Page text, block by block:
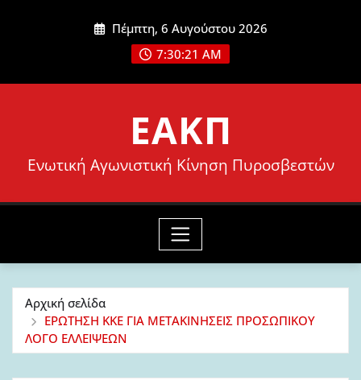
Πέμπτη, 6 Αυγούστου 2026
7:30:22 AM
ΕΑΚΠ
Ενωτική Αγωνιστική Κίνηση Πυροσβεστών
Αρχική σελίδα
ΕΡΩΤΗΣΗ ΚΚΕ ΓΙΑ ΜΕΤΑΚΙΝΗΣΕΙΣ ΠΡΟΣΩΠΙΚΟΥ
ΛΟΓΟ ΕΛΛΕΙΨΕΩΝ